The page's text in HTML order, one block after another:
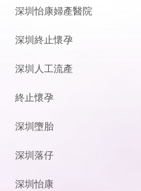
深圳怡康婦產醫院
深圳終止懷孕
深圳人工流產
終止懷孕
深圳墮胎
深圳落仔
深圳怡康